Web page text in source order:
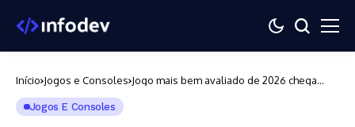
Início Jogos e Consoles Jogo mais bem avaliado de 2026 chega
Jogos E Consoles